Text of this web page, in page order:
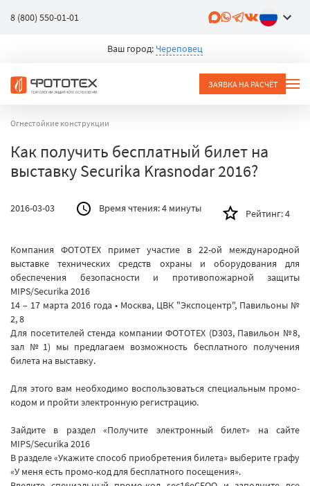
8 (800) 550-01-01
Ваш город: Череповец
ЗАЯВКА НА РАСЧЁТ
Огнестойкие конструкции
Как получить бесплатный билет на
выставку Securika Krasnodar 2016?
2016-03-03 Время чтения:4 минуты Рейтинг:4
Компания ФОТОТЕХ примет участие в 22-ой международной
выставке технических средств охраны и оборудования для
обеспечения безопасности и противопожарной защиты
MIPS/Securika 2016
14 – 17 марта 2016 года • Москва, ЦВК "Экспоцентр", Павильоны №
2, 8
Для посетителей стенда компании ФОТОТЕХ (D303, Павильон №8,
зал №1) мы предлагаем возможность бесплатного получения
билета на выставку.
Для этого вам необходимо воспользоваться специальным промо-
кодом и пройти электронную регистрацию.
Зайдите в раздел «Получите электронный билет» на сайте
MIPS/Securika 2016
В разделе «Укажите способ приобретения билета» выберите графу
«У меня есть промо-код для бесплатного посещения».